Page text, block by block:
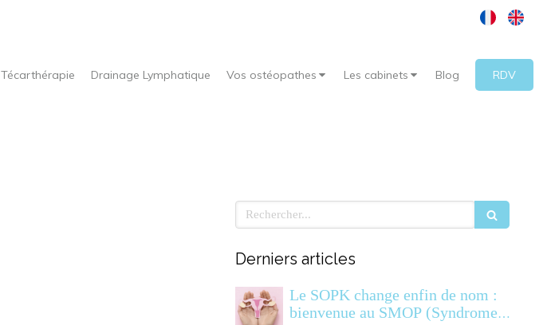
Técarthérapie Drainage Lymphatique Vos ostéopathes Les cabinets Blog RDV
Rechercher
Derniers articles
Le SOPK change enfin de nom :
bienvenue au SMOP (Syndrome